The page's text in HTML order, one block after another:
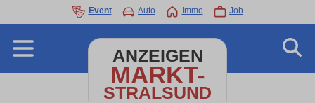
Event Auto Immo Job
ANZEIGEN
MARKT-
STRALSUND